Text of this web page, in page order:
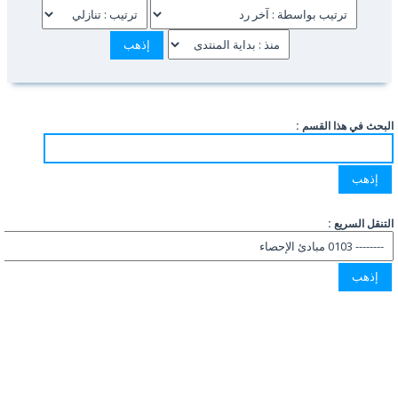
البحث في هذا القسم :
التنقل السريع :